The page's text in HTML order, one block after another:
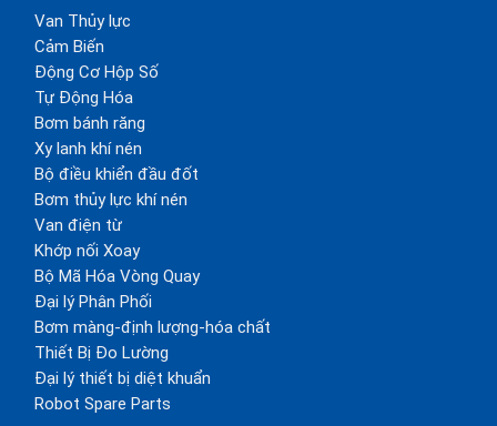
Van Thủy lực
Cảm Biến
Động Cơ Hộp Số
Tự Động Hóa
Bơm bánh răng
Xy lanh khí nén
Bộ điều khiển đầu đốt
Bơm thủy lực khí nén
Van điện từ
Khớp nối Xoay
Bộ Mã Hóa Vòng Quay
Đại lý Phân Phối
Bơm màng-định lượng-hóa chất
Thiết Bị Đo Lường
Đại lý thiết bị diệt khuẩn
Robot Spare Parts